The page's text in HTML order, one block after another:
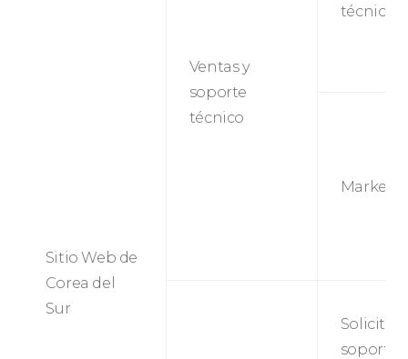
Sitio Web de
Corea del
Sur
Ventas y
soporte
técnico
técnico
Solicitud
soporte